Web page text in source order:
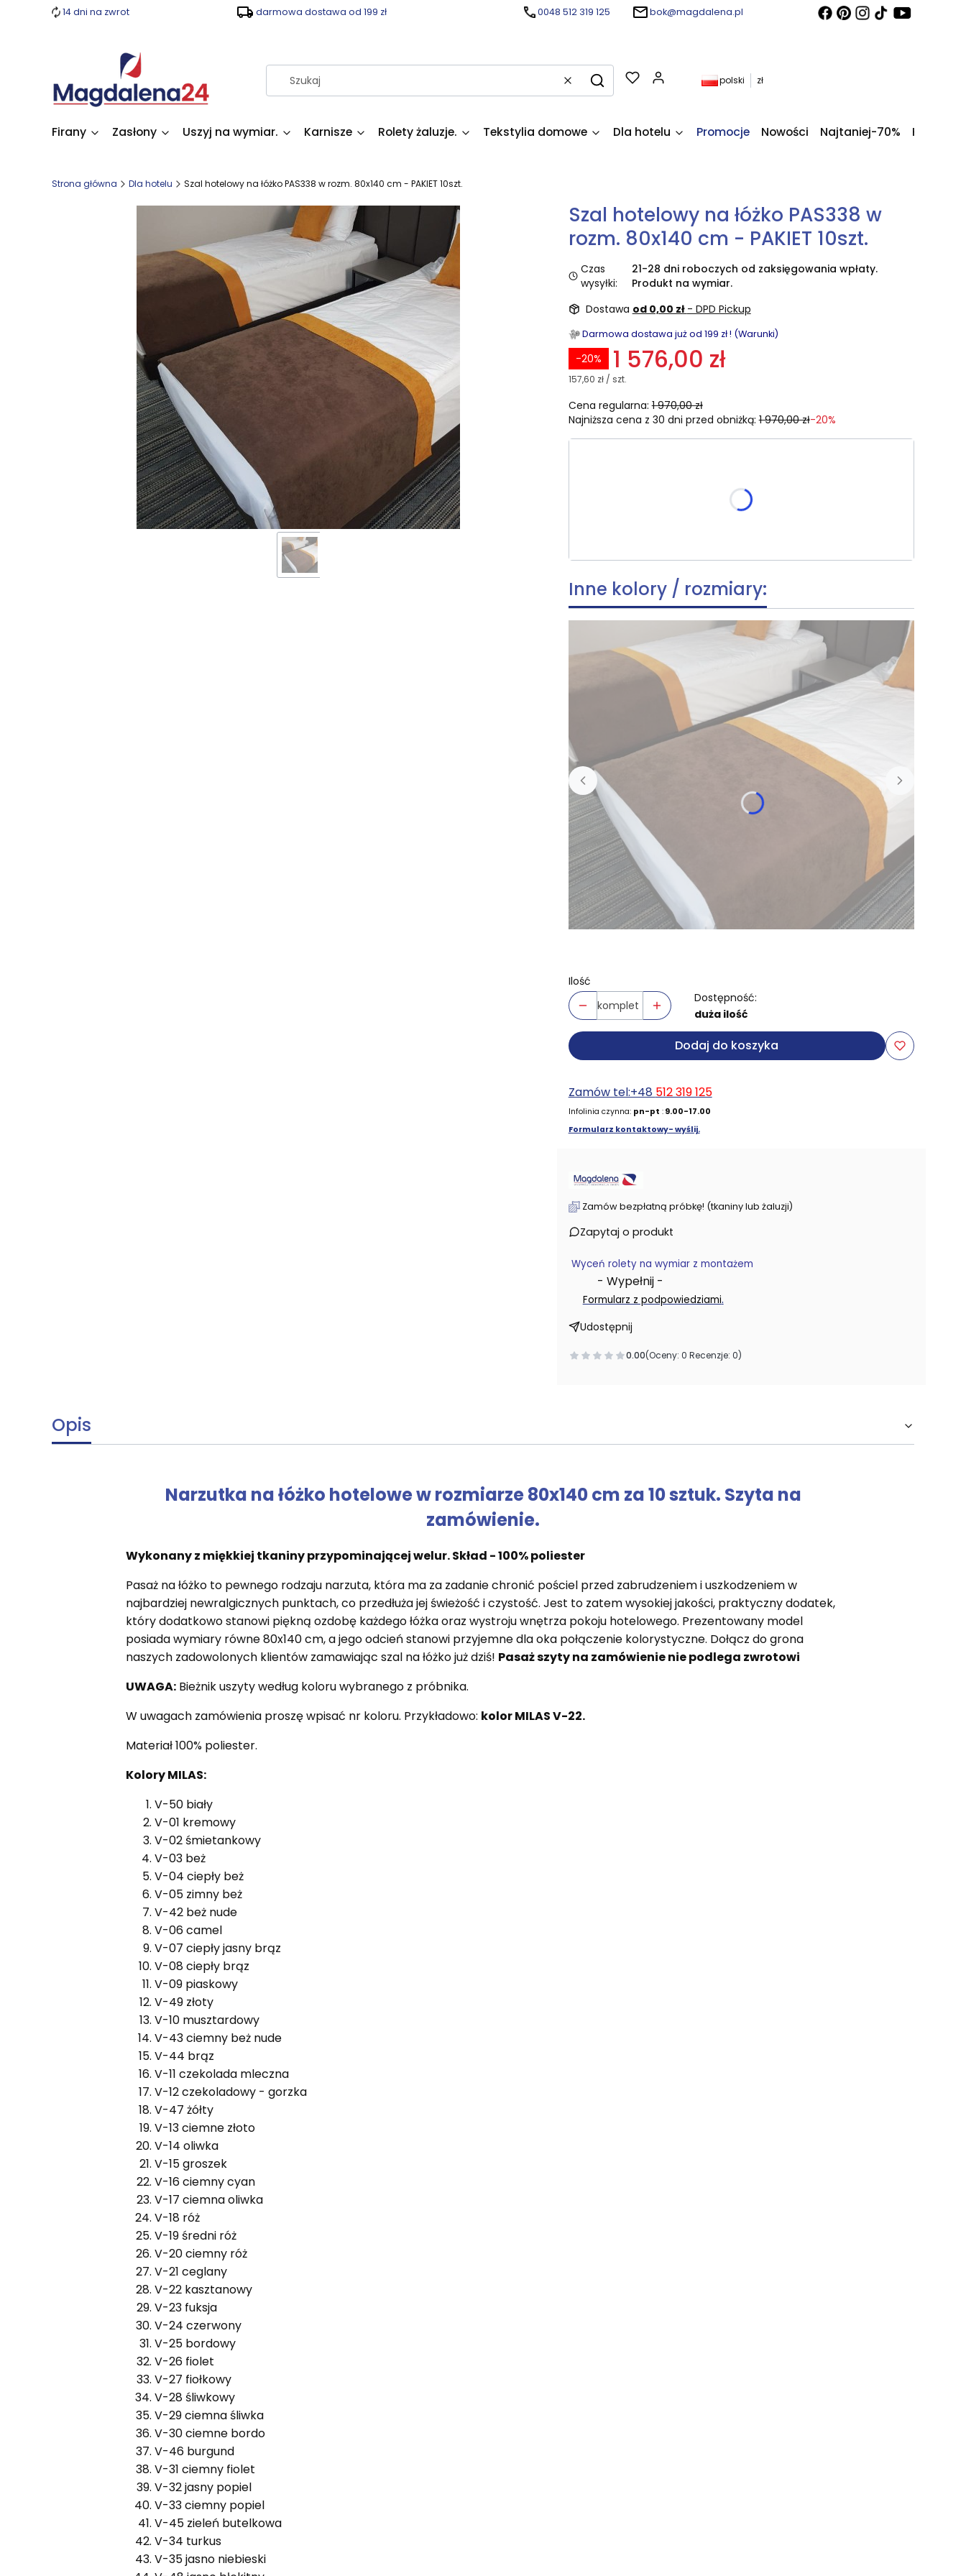
14 dni na zwrot darmowa dostawa od 199 zł 0048 512 319 125 bok@magdalena.pl
WyczyśćSzukaj
Produkty w koszyku: 0. Zobacz szczegóły
polski zł
Firany Zasłony Uszyj na wymiar. Karnisze Rolety żaluzje. Tekstylia domowe Dla hotelu Promocje Nowości Najtaniej-70% Kupony
Strona główna Dla hotelu Szal hotelowy na łóżko PAS338 w rozm. 80x140 cm - PAKIET 10szt.
Szal hotelowy na łóżko PAS338 w
rozm. 80x140 cm - PAKIET 10szt.
Czas
wysyłki:
21-28 dni roboczych od zaksięgowania wpłaty.
Produkt na wymiar.
Dostawa od 0,00 zł - DPD Pickup
Darmowa dostawa już od 199 zł ! (Warunki)
1 576,00 zł
157,60 zł / szt.
Cena regularna: 1 970,00 zł
-20%
Najniższa cena z 30 dni przed obniżką: 1 970,00 zł-20%
Inne kolory / rozmiary:
Ilość
komplet
Dostępność:
duża ilość
Dodaj do koszyka
Zamów tel:+48 512 319 125
Infolinia czynna: pn-pt :9.00-17.00
Formularz kontaktowy- wyślij.
Zamów bezpłatną próbkę! (tkaniny lub żaluzji)
Zapytaj o produkt
Wyceń rolety na wymiar z montażem
- Wypełnij -
Formularz z podpowiedziami.
Udostępnij
0.00(Oceny: 0 Recenzje: 0)
Opis
Narzutka na łóżko hotelowe w rozmiarze 80x140 cm za 10 sztuk. Szyta na
zamówienie.
Wykonany z miękkiej tkaniny przypominającej welur. Skład - 100% poliester
Pasaż na łóżko to pewnego rodzaju narzuta, która ma za zadanie chronić pościel przed zabrudzeniem i uszkodzeniem w
najbardziej newralgicznych punktach, co przedłuża jej świeżość i czystość. Jest to zatem wysokiej jakości, praktyczny dodatek,
który dodatkowo stanowi piękną ozdobę każdego łóżka oraz wystroju wnętrza pokoju hotelowego. Prezentowany model
posiada wymiary równe 80x140 cm, a jego odcień stanowi przyjemne dla oka połączenie kolorystyczne. Dołącz do grona
naszych zadowolonych klientów zamawiając szal na łóżko już dziś! Pasaż szyty na zamówienie nie podlega zwrotowi
UWAGA:Bieżnik uszyty według koloru wybranego z próbnika.
W uwagach zamówienia proszę wpisać nr koloru. Przykładowo: kolor MILAS V-22.
Materiał 100% poliester.
Kolory MILAS:
V-50 biały
V-01 kremowy
V-02 śmietankowy
V-03 beż
V-04 ciepły beż
V-05 zimny beż
V-42 beż nude
V-06 camel
V-07 ciepły jasny brąz
V-08 ciepły brąz
V-09 piaskowy
V-49 złoty
V-10 musztardowy
V-43 ciemny beż nude
V-44 brąz
V-11 czekolada mleczna
V-12 czekoladowy - gorzka
V-47 żółty
V-13 ciemne złoto
V-14 oliwka
V-15 groszek
V-16 ciemny cyan
V-17 ciemna oliwka
V-18 róż
V-19 średni róż
V-20 ciemny róż
V-21 ceglany
V-22 kasztanowy
V-23 fuksja
V-24 czerwony
V-25 bordowy
V-26 fiolet
V-27 fiołkowy
V-28 śliwkowy
V-29 ciemna śliwka
V-30 ciemne bordo
V-46 burgund
V-31 ciemny fiolet
V-32 jasny popiel
V-33 ciemny popiel
V-45 zieleń butelkowa
V-34 turkus
V-35 jasno niebieski